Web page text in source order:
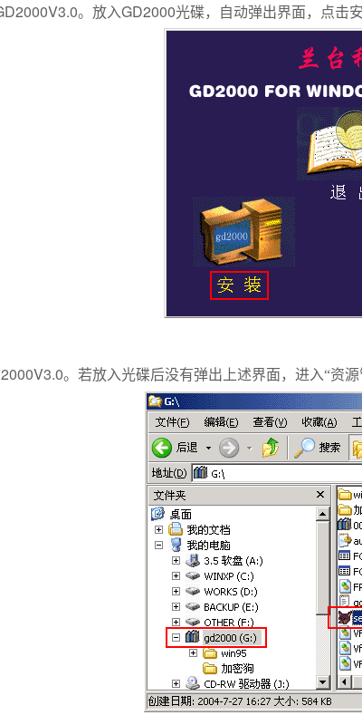
。放入GD2000光碟，自动弹出界面，点击
。若放入光碟后没有弹出上述界面，进入“资